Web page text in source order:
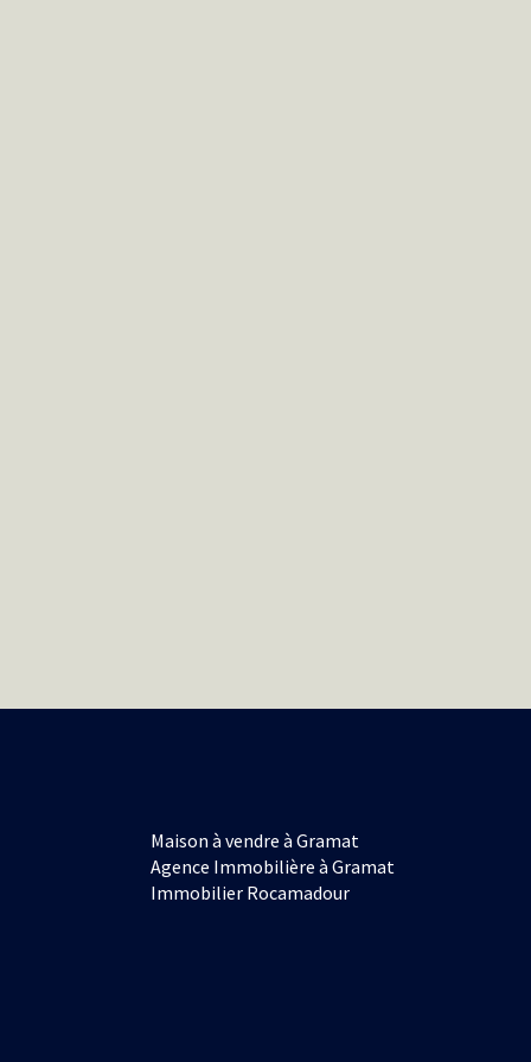
Maison à vendre à Gramat
Agence Immobilière à Gramat
Immobilier Rocamadour